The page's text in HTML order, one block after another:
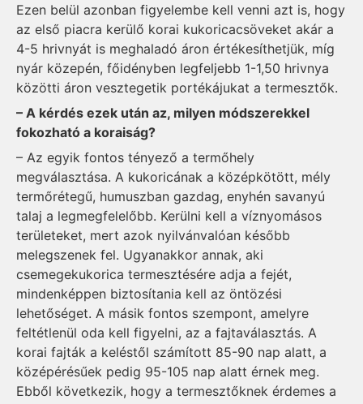
Ezen belül azonban figyelembe kell venni azt is, hogy
az első piacra kerülő korai kukoricacsöveket akár a
4-5 hrivnyát is meghaladó áron értékesíthetjük, míg
nyár közepén, főidényben legfeljebb 1-1,50 hrivnya
közötti áron vesztegetik portékájukat a termesztők.
– A kérdés ezek után az, milyen módszerekkel
fokozható a koraiság?
– Az egyik fontos tényező a termőhely
megválasztása. A kukoricának a középkötött, mély
termőrétegű, humuszban gazdag, enyhén savanyú
talaj a legmegfelelőbb. Kerülni kell a víznyomásos
területeket, mert azok nyilvánvalóan később
melegszenek fel. Ugyanakkor annak, aki
csemegekukorica termesztésére adja a fejét,
mindenképpen biztosítania kell az öntözési
lehetőséget. A másik fontos szempont, amelyre
feltétlenül oda kell figyelni, az a fajtaválasztás. A
korai fajták a keléstől számított 85-90 nap alatt, a
középérésűek pedig 95-105 nap alatt érnek meg.
Ebből következik, hogy a termesztőknek érdemes a